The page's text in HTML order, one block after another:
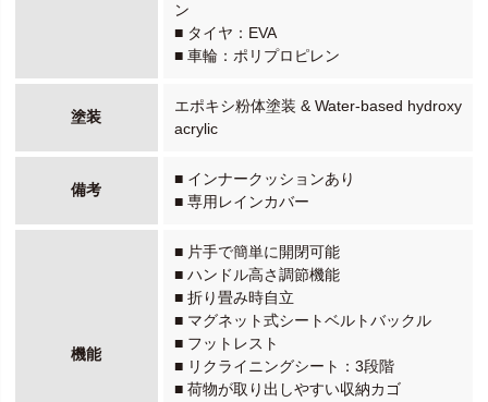
ン
■ タイヤ：EVA
■ 車輪：ポリプロピレン
塗装
エポキシ粉体塗装 & Water-based hydroxy
acrylic
備考
■ インナークッションあり
■ 専用レインカバー
機能
■ 片手で簡単に開閉可能
■ ハンドル高さ調節機能
■ 折り畳み時自立
■ マグネット式シートベルトバックル
■ フットレスト
■ リクライニングシート：3段階
■ 荷物が取り出しやすい収納カゴ